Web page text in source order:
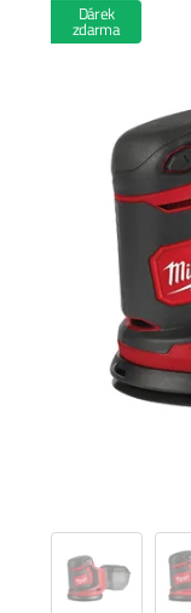
Dárek
zdarma